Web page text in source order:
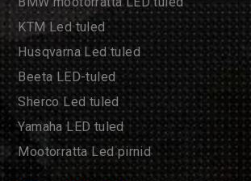
KTM Led tuled
Husqvarna Led tuled
Beeta LED-tuled
Sherco Led tuled
Yamaha LED tuled
Mootorratta Led pirnid